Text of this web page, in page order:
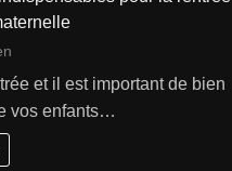
et il est important de bien
vos enfants…